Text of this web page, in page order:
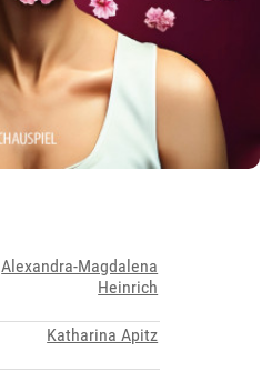
Alexandra-Magdalena
Heinrich
Katharina Apitz